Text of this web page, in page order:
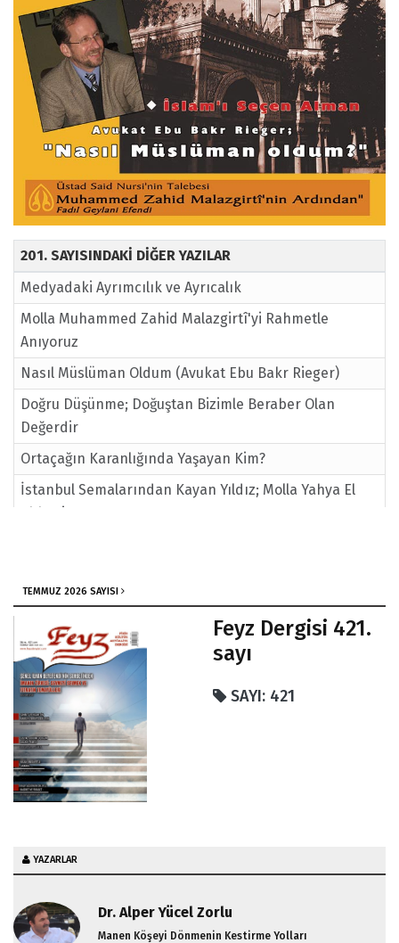
201. SAYISINDAKİ DİĞER YAZILAR
Medyadaki Ayrımcılık ve Ayrıcalık
Molla Muhammed Zahid Malazgirtî'yi Rahmetle
Anıyoruz
Nasıl Müslüman Oldum (Avukat Ebu Bakr Rieger)
Doğru Düşünme; Doğuştan Bizimle Beraber Olan
Değerdir
Ortaçağın Karanlığında Yaşayan Kim?
İstanbul Semalarından Kayan Yıldız; Molla Yahya El
Abbasi Hz.
İlk Gördüğün Ademe Ne Dedin?
Ebu Hanife Hz. nin Talebesine Vasiyeti
TEMMUZ 2026 SAYISI
Feyz Dergisi 421.
sayı
SAYI: 421
YAZARLAR
Dr. Alper Yücel Zorlu
Manen Köşeyi Dönmenin Kestirme Yolları